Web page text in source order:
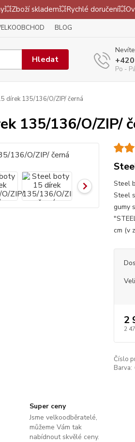
skladem💥Rychlé
BLOG
Hledat
Po -
dírek 135/136/O/ZIP/ černá
135/136/O/ZIP/
Steel
Steel
gumy
cm (v
2
2
Číslo
Barva:
Super ceny
Jsme velkoodběratelé,
můžeme Vám tak
nabídnout skvělé ceny.